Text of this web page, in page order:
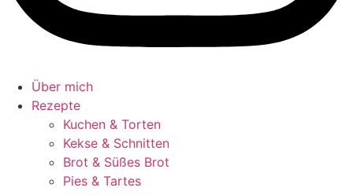
Über mich
Rezepte
Kuchen & Torten
Kekse & Schnitten
Brot & Süßes Brot
Pies & Tartes